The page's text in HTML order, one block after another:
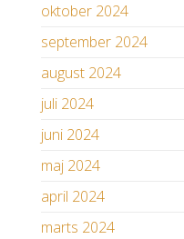
oktober 2024
september 2024
august 2024
juli 2024
juni 2024
maj 2024
april 2024
marts 2024